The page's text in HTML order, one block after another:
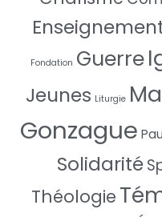
Fondation Guerre
Jeunes Liturgie
Gonzague
Solidarité
Théologie